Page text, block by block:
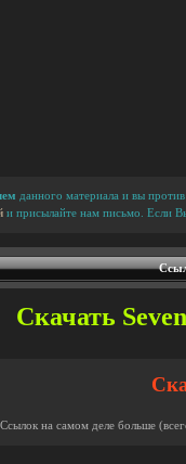
данного материала и вы
и присылайте нам письмо. Если
Скачать
Ссылок на самом деле больше